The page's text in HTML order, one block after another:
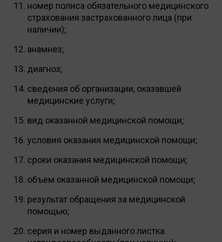
номер полиса обязательного медицинского
страхования застрахованного лица (при
наличии);
анамнез;
диагноз;
сведения об организации, оказавшей
медицинские услуги;
вид оказанной медицинской помощи;
условия оказания медицинской помощи;
сроки оказания медицинской помощи;
объем оказанной медицинской помощи;
результат обращения за медицинской
помощью;
серия и номер выданного листка